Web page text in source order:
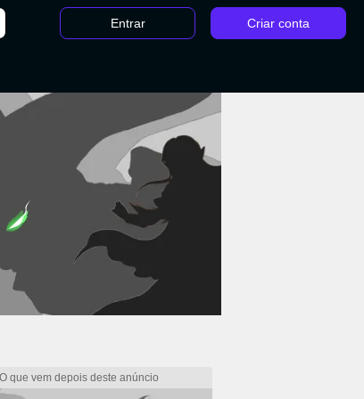
Entrar Criar conta